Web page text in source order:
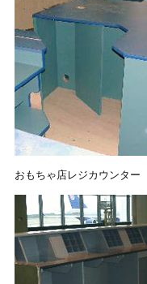
おもちゃ店レジカウンター